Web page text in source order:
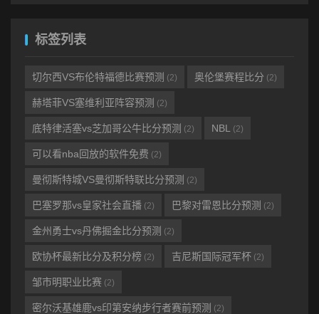
标签列表
切尔西VS布伦特福德比赛预测 (2) 奥伦堡赛程比分 (2)
赫塔菲VS塞维利亚阵容预测 (2)
底特律活塞vs芝加哥公牛比分预测 (2) NBL (2)
可以看nba回放的软件免费 (2)
曼彻斯特城VS曼彻斯特联比分预测 (2)
巴塞罗那vs皇家社会直播 (2) 巴黎对雷恩比分预测 (2)
金州勇士vs丹佛掘金比分预测 (2)
欧协杯最新比分及积分榜 (2) 吉尼斯国际冠军杯 (2)
邹市明职业比赛 (2)
密尔沃基雄鹿vs印第安纳步行者赛前预测 (2)